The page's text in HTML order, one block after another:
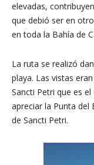
elevadas,
que debió ser en
en toda la Bahía de
La ruta se realizó
playa. Las vistas
Sancti Petri que es
apreciar la Punta del
de Sancti Petri.